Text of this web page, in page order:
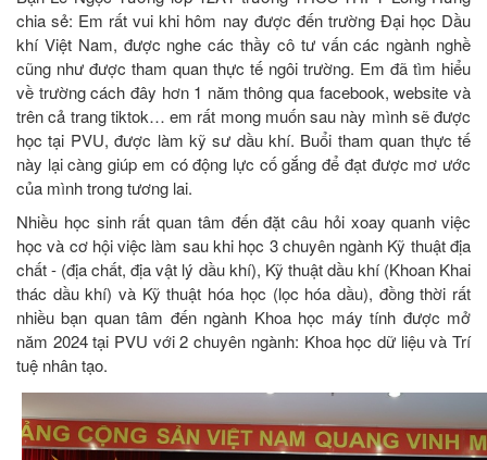
chia sẻ: Em rất vui khi hôm nay được đến trường Đại học Dầu
khí Việt Nam, được nghe các thầy cô tư vấn các ngành nghề
cũng như được tham quan thực tế ngôi trường. Em đã tìm hiểu
về trường cách đây hơn 1 năm thông qua facebook, website và
trên cả trang tiktok… em rất mong muốn sau này mình sẽ được
học tại PVU, được làm kỹ sư dầu khí. Buổi tham quan thực tế
này lại càng giúp em có động lực cố gắng để đạt được mơ ước
của mình trong tương lai.
Nhiều học sinh rất quan tâm đến đặt câu hỏi xoay quanh việc
học và cơ hội việc làm sau khi học 3 chuyên ngành Kỹ thuật địa
chất - (địa chất, địa vật lý dầu khí), Kỹ thuật dầu khí (Khoan Khai
thác dầu khí) và Kỹ thuật hóa học (lọc hóa dầu), đồng thời rất
nhiều bạn quan tâm đến ngành Khoa học máy tính được mở
năm 2024 tại PVU với 2 chuyên ngành: Khoa học dữ liệu và Trí
tuệ nhân tạo.